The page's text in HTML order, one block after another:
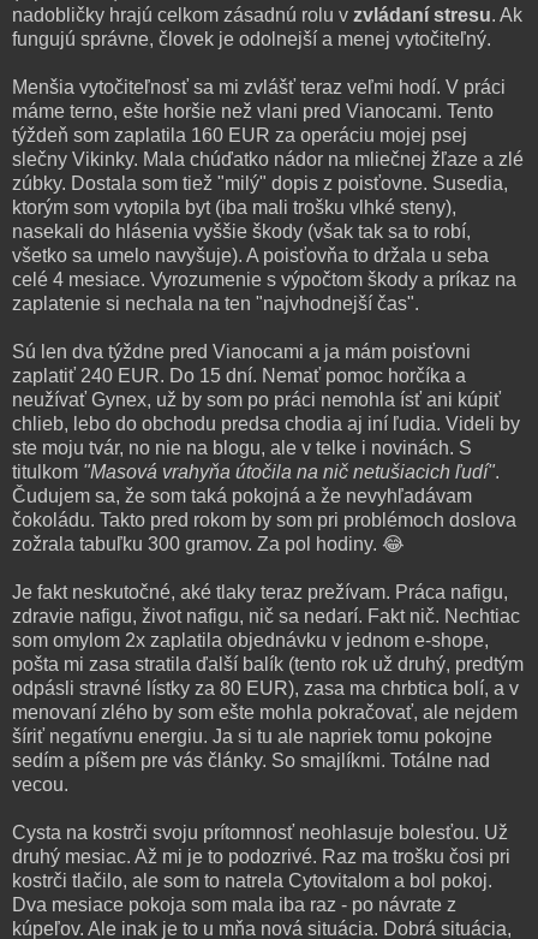
nadobličky hrajú celkom zásadnú rolu v zvládaní stresu. Ak
fungujú správne, človek je odolnejší a menej vytočiteľný.
Menšia vytočiteľnosť sa mi zvlášť teraz veľmi hodí. V práci
máme terno, ešte horšie než vlani pred Vianocami. Tento
týždeň som zaplatila 160 EUR za operáciu mojej psej
slečny Vikinky. Mala chúďatko nádor na mliečnej žľaze a zlé
zúbky. Dostala som tiež "milý" dopis z poisťovne. Susedia,
ktorým som vytopila byt (iba mali trošku vlhké steny),
nasekali do hlásenia vyššie škody (však tak sa to robí,
všetko sa umelo navyšuje). A poisťovňa to držala u seba
celé 4 mesiace. Vyrozumenie s výpočtom škody a príkaz na
zaplatenie si nechala na ten "najvhodnejší čas".
Sú len dva týždne pred Vianocami a ja mám poisťovni
zaplatiť 240 EUR. Do 15 dní. Nemať pomoc horčíka a
neužívať Gynex, už by som po práci nemohla ísť ani kúpiť
chlieb, lebo do obchodu predsa chodia aj iní ľudia. Videli by
ste moju tvár, no nie na blogu, ale v telke i novinách. S
titulkom "Masová vrahyňa útočila na nič netušiacich ľudí".
Čudujem sa, že som taká pokojná a že nevyhľadávam
čokoládu. Takto pred rokom by som pri problémoch doslova
zožrala tabuľku 300 gramov. Za pol hodiny. 😂
Je fakt neskutočné, aké tlaky teraz prežívam. Práca nafigu,
zdravie nafigu, život nafigu, nič sa nedarí. Fakt nič. Nechtiac
som omylom 2x zaplatila objednávku v jednom e-shope,
pošta mi zasa stratila ďalší balík (tento rok už druhý, predtým
odpásli stravné lístky za 80 EUR), zasa ma chrbtica bolí, a v
menovaní zlého by som ešte mohla pokračovať, ale nejdem
šíriť negatívnu energiu. Ja si tu ale napriek tomu pokojne
sedím a píšem pre vás články. So smajlíkmi. Totálne nad
vecou.
Cysta na kostrči svoju prítomnosť neohlasuje bolesťou. Už
druhý mesiac. Až mi je to podozrivé. Raz ma trošku čosi pri
kostrči tlačilo, ale som to natrela Cytovitalom a bol pokoj.
Dva mesiace pokoja som mala iba raz - po návrate z
kúpeľov. Ale inak je to u mňa nová situácia. Dobrá situácia,